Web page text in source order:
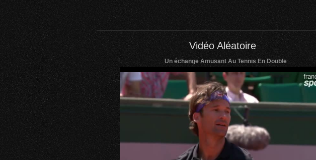
Vidéo Aléatoire
Un échange Amusant Au Tennis En Double